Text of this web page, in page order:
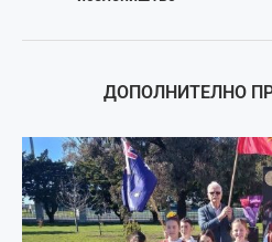
ДОПОЛНИТЕЛНО